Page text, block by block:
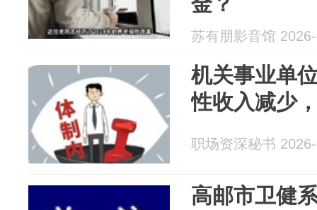
苏有朋影音馆
机关事业单
性收入减少
职场资深秘书
高邮市卫健